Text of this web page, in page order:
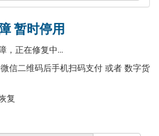
暂时停用
，正在修复中...
信二维码后手机扫码支付 或者 数字货
复